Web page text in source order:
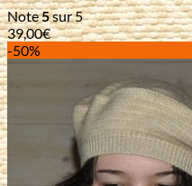
Note5sur 5
39,00€
-50%